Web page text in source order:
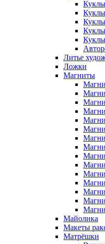
Литье
Ложки
Магниты
Майолика
Макеты
Матрёшки